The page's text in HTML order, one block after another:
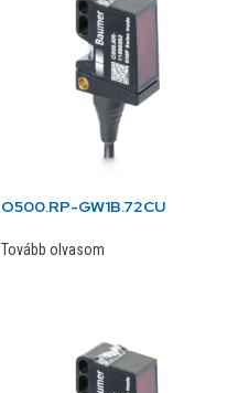
O500.RP-GW1B.72CU
Tovább olvasom